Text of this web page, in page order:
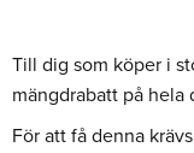
Till dig som köper i
mängdrabatt på hela
För att få denna